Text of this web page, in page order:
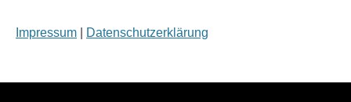
Impressum Datenschutzerklärung